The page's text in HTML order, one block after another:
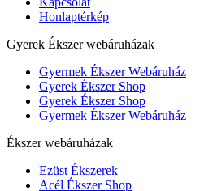
Honlaptérkép
Gyerek Ékszer webáruházak
Gyermek Ékszer Webáruház
Gyerek Ékszer Shop
Gyerek Ékszer Shop
Gyermek Ékszer Webáruház
Ékszer webáruházak
Ezüst Ékszerek
Acél Ékszer Shop